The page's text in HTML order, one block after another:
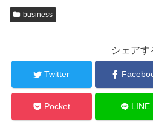
business
シェアす
Twitter
Pocket LINE